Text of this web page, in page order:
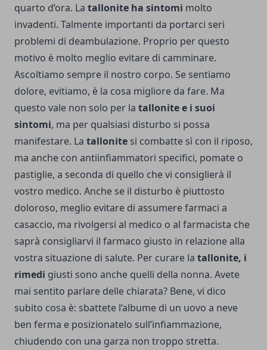
quarto d’ora. La tallonite ha sintomi molto
invadenti. Talmente importanti da portarci seri
problemi di deambulazione. Proprio per questo
motivo è molto meglio evitare di camminare.
Ascoltiamo sempre il nostro corpo. Se sentiamo
dolore, evitiamo, è la cosa migliore da fare. Ma
questo vale non solo per la tallonite e i suoi
sintomi, ma per qualsiasi disturbo si possa
manifestare. La tallonite si combatte sì con il riposo,
ma anche con antiinfiammatori specifici, pomate o
pastiglie, a seconda di quello che vi consiglierà il
vostro medico. Anche se il disturbo è piuttosto
doloroso, meglio evitare di assumere farmaci a
casaccio, ma rivolgersi al medico o al farmacista che
saprà consigliarvi il farmaco giusto in relazione alla
vostra situazione di salute. Per curare la tallonite, i
rimedi giusti sono anche quelli della nonna. Avete
mai sentito parlare delle chiarata? Bene, vi dico
subito cosa è: sbattete l’albume di un uovo a neve
ben ferma e posizionatelo sull’infiammazione,
chiudendo con una garza non troppo stretta.